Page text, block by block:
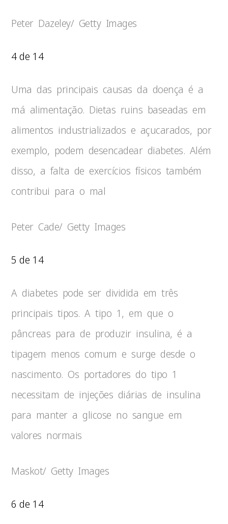
Peter Dazeley/ Getty Images
4 de 14
Uma das principais causas da doença é a
má alimentação. Dietas ruins baseadas em
alimentos industrializados e açucarados, por
exemplo, podem desencadear diabetes. Além
disso, a falta de exercícios físicos também
contribui para o mal
Peter Cade/ Getty Images
5 de 14
A diabetes pode ser dividida em três
principais tipos. A tipo 1, em que o
pâncreas para de produzir insulina, é a
tipagem menos comum e surge desde o
nascimento. Os portadores do tipo 1
necessitam de injeções diárias de insulina
para manter a glicose no sangue em
valores normais
Maskot/ Getty Images
6 de 14